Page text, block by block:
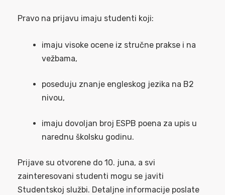
Pravo na prijavu imaju studenti koji:
imaju visoke ocene iz stručne prakse i na
vežbama,
poseduju znanje engleskog jezika na B2
nivou,
imaju dovoljan broj ESPB poena za upis u
narednu školsku godinu.
Prijave su otvorene do 10. juna, a svi
zainteresovani studenti mogu se javiti
Studentskoj službi. Detaljne informacije poslate